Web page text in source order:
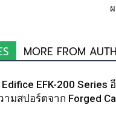
MORE FROM
Edifice EFK-200 Series
ามสปอร์ตจาก Forged